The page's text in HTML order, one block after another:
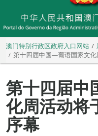
澳门特别行政区政府入口网站
第十四届中国—葡语国家文化
第十四届
化周活动将
序幕